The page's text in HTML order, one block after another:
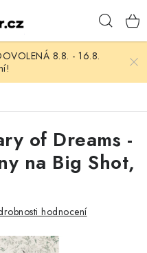
8.8. - 16.8.
of Dreams -
na Big Shot,
hodnocení